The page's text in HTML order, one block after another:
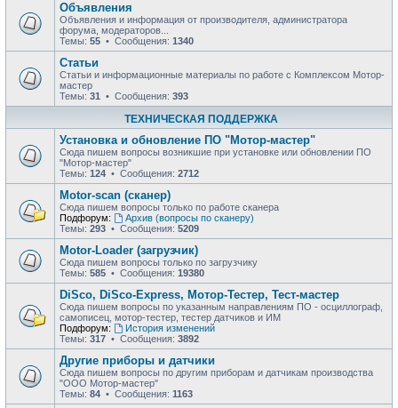
Объявления
Объявления и информация от производителя, администратора
форума, модераторов...
Темы: 55 • Сообщения: 1340
Статьи
Статьи и информационные материалы по работе с Комплексом Мотор-
мастер
Темы: 31 • Сообщения: 393
ТЕХНИЧЕСКАЯ ПОДДЕРЖКА
Установка и обновление ПО "Мотор-мастер"
Сюда пишем вопросы возникшие при установке или обновлении ПО
"Мотор-мастер"
Темы: 124 • Сообщения: 2712
Motor-scan (сканер)
Сюда пишем вопросы только по работе сканера
Подфорум:
Архив (вопросы по сканеру)
Темы: 293 • Сообщения: 5209
Motor-Loader (загрузчик)
Сюда пишем вопросы только по загрузчику
Темы: 585 • Сообщения: 19380
DiSco, DiSco-Express, Мотор-Тестер, Тест-мастер
Сюда пишем вопросы по указанным направлениям ПО - осциллограф,
самописец, мотор-тестер, тестер датчиков и ИМ
Подфорум:
История изменений
Темы: 317 • Сообщения: 3892
Другие приборы и датчики
Сюда пишем вопросы по другим приборам и датчикам производства
"ООО Мотор-мастер"
Темы: 84 • Сообщения: 1163